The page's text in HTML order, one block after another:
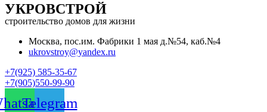
УКРОВСТРОЙ
строительство домов для жизни
Москва, пос.им. Фабрики 1 мая д.№54, каб.№4
ukrovstroy@yandex.ru
+7(925) 585-35-67
+7(905)550-99-90
Telegram